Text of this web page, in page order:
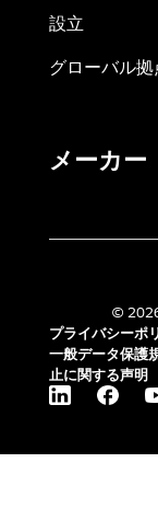
設立
グローバル拠
メーカー
©
プライバシーポ
一般データ保護
止に関する声明